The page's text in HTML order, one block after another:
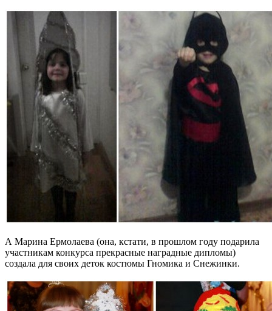
А Марина Ермолаева (она, кстати, в прошлом году подарила
участникам конкурса прекрасные наградные дипломы)
создала для своих деток костюмы Гномика и Снежинки.